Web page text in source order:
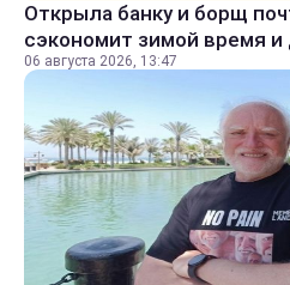
Открыла банку и борщ
сэкономит зимой время и
06 августа 2026, 13:47